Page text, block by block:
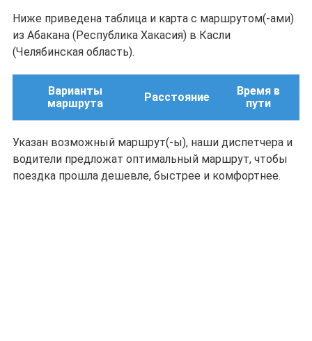
Ниже приведена таблица и карта с маршрутом(-ами)
из Абакана (Республика Хакасия) в Касли
(Челябинская область).
Варианты
маршрута
Расстояние
Время в
пути
Указан возможный маршрут(-ы), наши диспетчера и
водители предложат оптимальный маршрут, чтобы
поездка прошла дешевле, быстрее и комфортнее.